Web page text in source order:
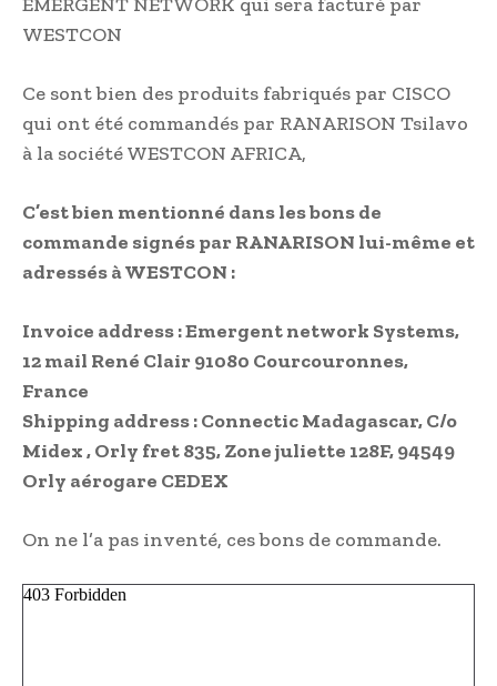
WESTCON
Ce sont bien des produits fabriqués par CISCO
qui ont été commandés par RANARISON Tsilavo
à la société WESTCON AFRICA,
C’est bien mentionné dans les bons de
commande signés par RANARISON lui-même et
adressés à WESTCON :
Invoice address : Emergent network Systems,
12 mail René Clair 91080 Courcouronnes,
France
Shipping address : Connectic Madagascar, C/o
Midex , Orly fret 835, Zone juliette 128F, 94549
Orly aérogare CEDEX
On ne l’a pas inventé, ces bons de commande.